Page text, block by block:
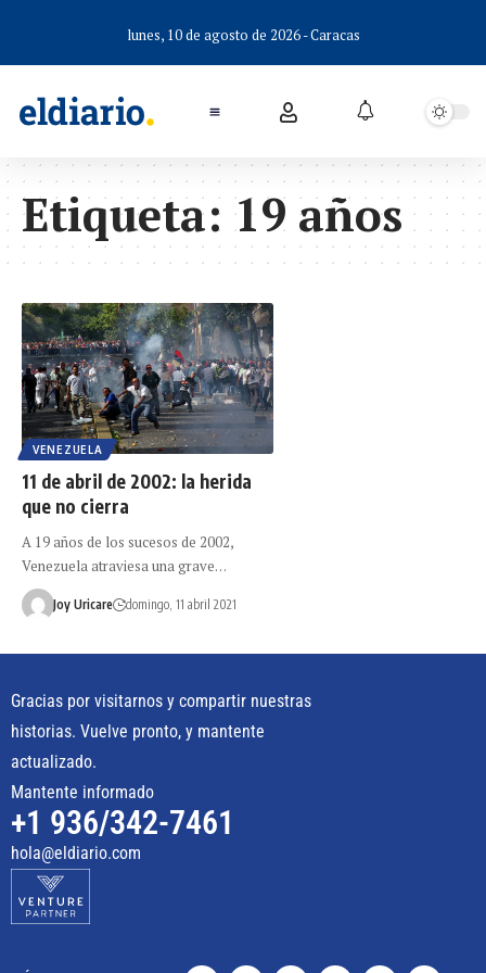
lunes, 10 de agosto de 2026 - Caracas
Etiqueta: 19 años
VENEZUELA
11 de abril de 2002: la herida
que no cierra
A 19 años de los sucesos de 2002,
Venezuela atraviesa una grave…
Joy Uricare domingo, 11 abril 2021
Gracias por visitarnos y compartir nuestras
historias. Vuelve pronto, y mantente
actualizado.
Mantente informado
+1 936/342-7461
hola@eldiario.com